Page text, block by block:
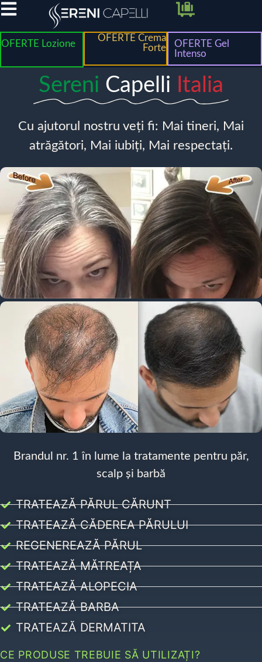
OFERTE Lozione
OFERTE Crema
Forte
OFERTE Gel
Intenso
Sereni Capelli Italia
Cu ajutorul nostru veți fi: Mai tineri, Mai
atrăgători, Mai iubiți, Mai respectați.
Brandul nr. 1 în lume la tratamente pentru păr,
scalp și barbă
TRATEAZĂ PĂRUL CĂRUNT
TRATEAZĂ CĂDEREA PĂRULUI
REGENEREAZĂ PĂRUL
TRATEAZĂ MĂTREAȚA
TRATEAZĂ ALOPECIA
TRATEAZĂ BARBA
TRATEAZĂ DERMATITA
CE PRODUSE TREBUIE SĂ UTILIZAȚI?